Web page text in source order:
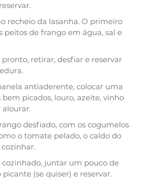
recheio da lasanha. O primeiro
peitos de frango em água, sal e
retirar, desfiar e reservar
antiaderente, colocar uma
bem picados, louro, azeite, vinho
alourar.
desfiado, com os cogumelos
o tomate pelado, o caldo do
juntar um pouco de
picante (se quiser) e reservar.